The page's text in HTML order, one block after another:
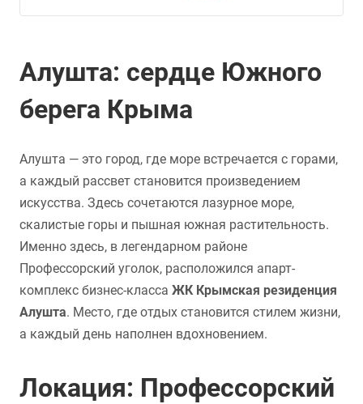
Алушта: сердце Южного
берега Крыма
Алушта — это город, где море встречается с горами,
а каждый рассвет становится произведением
искусства. Здесь сочетаются лазурное море,
скалистые горы и пышная южная растительность.
Именно здесь, в легендарном районе
Профессорский уголок, расположился апарт-
комплекс бизнес-класса ЖК Крымская резиденция
Алушта. Место, где отдых становится стилем жизни,
а каждый день наполнен вдохновением.
Локация: Профессорский